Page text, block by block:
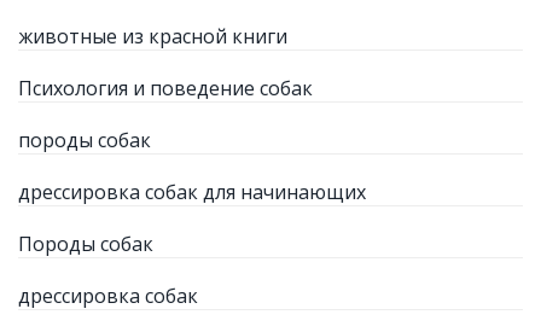
животные из красной книги
Психология и поведение собак
породы собак
дрессировка собак для начинающих
Породы собак
дрессировка собак